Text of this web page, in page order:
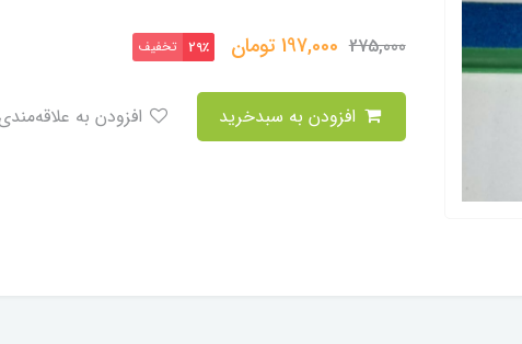
275,000
197,000تومان 29٪ تخفیف